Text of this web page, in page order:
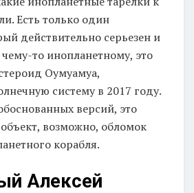
Есть только один
действительно серьезен и
то инопланетному, это
Оумуамуа,
систему в 2017 году.
версий, это
возможно, обломок
корабля.
Алексей